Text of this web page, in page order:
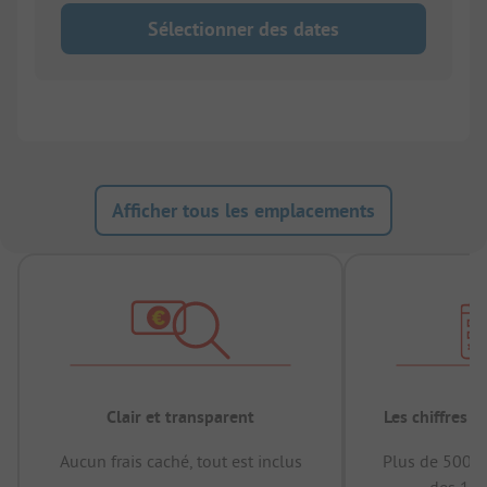
Sélectionner des dates
Afficher tous les emplacements
Clair et transparent
Aucun frais caché, tout est inclus
Les chiffres
Plus de